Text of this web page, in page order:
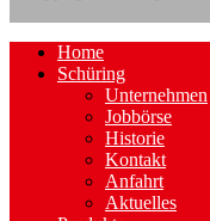
Home
Schüring
Unternehmen
Jobbörse
Historie
Kontakt
Anfahrt
Aktuelles